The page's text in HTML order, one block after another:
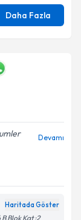
Daha Fazla
Devamı
Haritada Göster